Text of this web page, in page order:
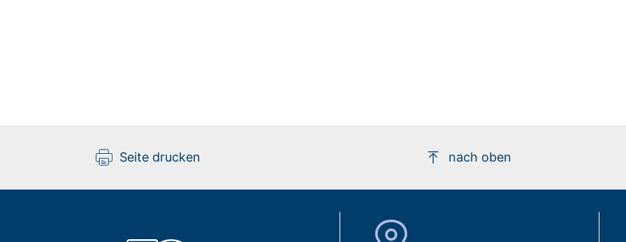
Seite drucken nach oben